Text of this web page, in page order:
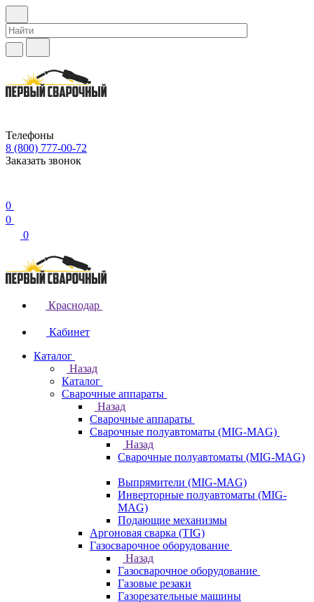
Телефоны
8 (800) 777-00-72
Заказать звонок
0
0
0
Краснодар
Кабинет
Каталог
Назад
Каталог
Сварочные аппараты
Назад
Сварочные аппараты
Сварочные полуавтоматы (MIG-MAG)
Назад
Сварочные полуавтоматы (MIG-MAG)
Выпрямители (MIG-MAG)
Инверторные полуавтоматы (MIG-
MAG)
Подающие механизмы
Аргоновая сварка (TIG)
Газосварочное оборудование
Назад
Газосварочное оборудование
Газовые резаки
Газорезательные машины